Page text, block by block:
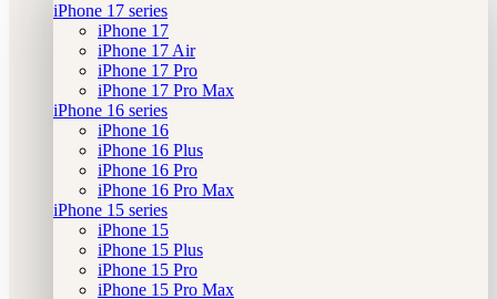
iPhone 17 series
iPhone 17
iPhone 17 Air
iPhone 17 Pro
iPhone 17 Pro Max
iPhone 16 series
iPhone 16
iPhone 16 Plus
iPhone 16 Pro
iPhone 16 Pro Max
iPhone 15 series
iPhone 15
iPhone 15 Plus
iPhone 15 Pro
iPhone 15 Pro Max